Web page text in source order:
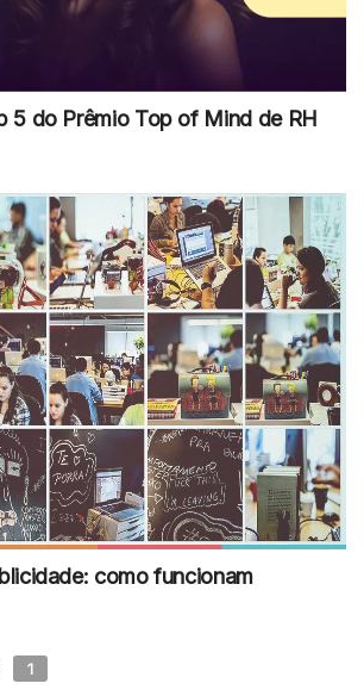
5 do Prêmio Top of Mind de RH
como funcionam
1